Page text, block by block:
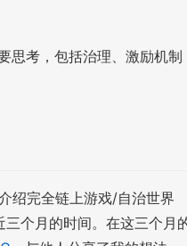
思考，包括治理、激励机制
绍完全链上游戏/自治世界
个月的时间。在这三个月